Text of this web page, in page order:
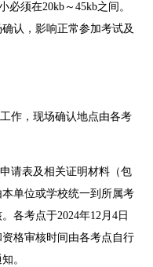
必须在20kb～45kb之间。
认，影响正常参加考试及
作，现场确认地点由各考
请表及相关证明材料（包
单位或学校统一到所属考
各考点于2024年12月4日
格审核时间由各考点自行
。